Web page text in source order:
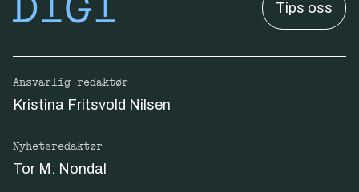
Tips oss
Ansvarlig redaktør
Kristina Fritsvold Nilsen
Nyhetsredaktør
Tor M. Nondal